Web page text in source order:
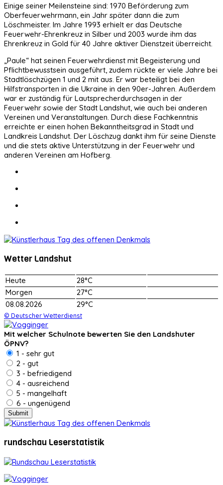
Einige seiner Meilensteine sind: 1970 Beförderung zum
Oberfeuerwehrmann, ein Jahr später dann die zum
Löschmeister. Im Jahre 1993 erhielt er das Deutsche
Feuerwehr-Ehrenkreuz in Silber und 2003 wurde ihm das
Ehrenkreuz in Gold für 40 Jahre aktiver Dienstzeit überreicht.
„Paule“ hat seinen Feuerwehrdienst mit Begeisterung und
Pflichtbewusstsein ausgeführt, zudem rückte er viele Jahre bei
Stadtlöschzügen 1 und 2 mit aus. Er war beteiligt bei den
Hilfstransporten in die Ukraine in den 90er-Jahren. Außerdem
war er zuständig für Lautsprecherdurchsagen in der
Feuerwehr sowie der Stadt Landshut, wie auch bei anderen
Vereinen und Veranstaltungen. Durch diese Fachkenntnis
erreichte er einen hohen Bekanntheitsgrad in Stadt und
Landkreis Landshut. Der Löschzug dankt ihm für seine Dienste
und die stets aktive Unterstützung in der Feuerwehr und
anderen Vereinen am Hofberg.
Wetter Landshut
Heute
28°C
Morgen
27°C
08.08.2026
29°C
© Deutscher Wetterdienst
Mit welcher Schulnote bewerten Sie den Landshuter
ÖPNV?
1 - sehr gut
2 - gut
3 - befriedigend
4 - ausreichend
5 - mangelhaft
6 - ungenügend
rundschau Leserstatistik